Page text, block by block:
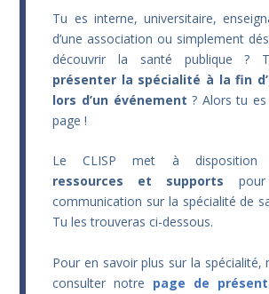
Tu es interne, universitaire,
d’une association ou simplement
découvrir la santé publique ?
présenter la spécialité à la fin
lors d’un événement ? Alors tu
page !
Le CLISP met à disposition
ressources et supports
communication sur la spécialité de
Tu les trouveras ci-dessous.
Pour en savoir plus sur la spécialité,
consulter notre page de